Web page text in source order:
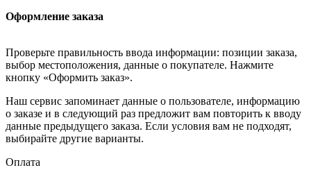
Оформление заказа
Проверьте правильность ввода информации: позиции заказа,
выбор местоположения, данные о покупателе. Нажмите
кнопку «Оформить заказ».
Наш сервис запоминает данные о пользователе, информацию
о заказе и в следующий раз предложит вам повторить к вводу
данные предыдущего заказа. Если условия вам не подходят,
выбирайте другие варианты.
Оплата